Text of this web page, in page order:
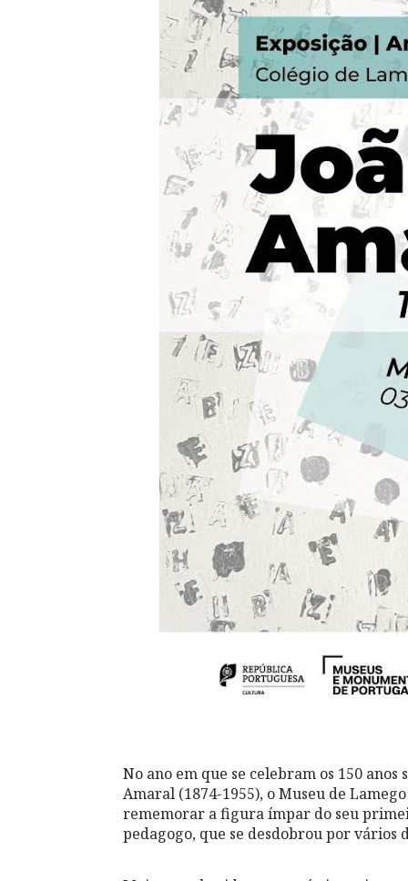
No ano em que se celebram os 150
Amaral (1874-1955), o Museu de
rememorar a figura ímpar do seu
pedagogo, que se desdobrou por vários